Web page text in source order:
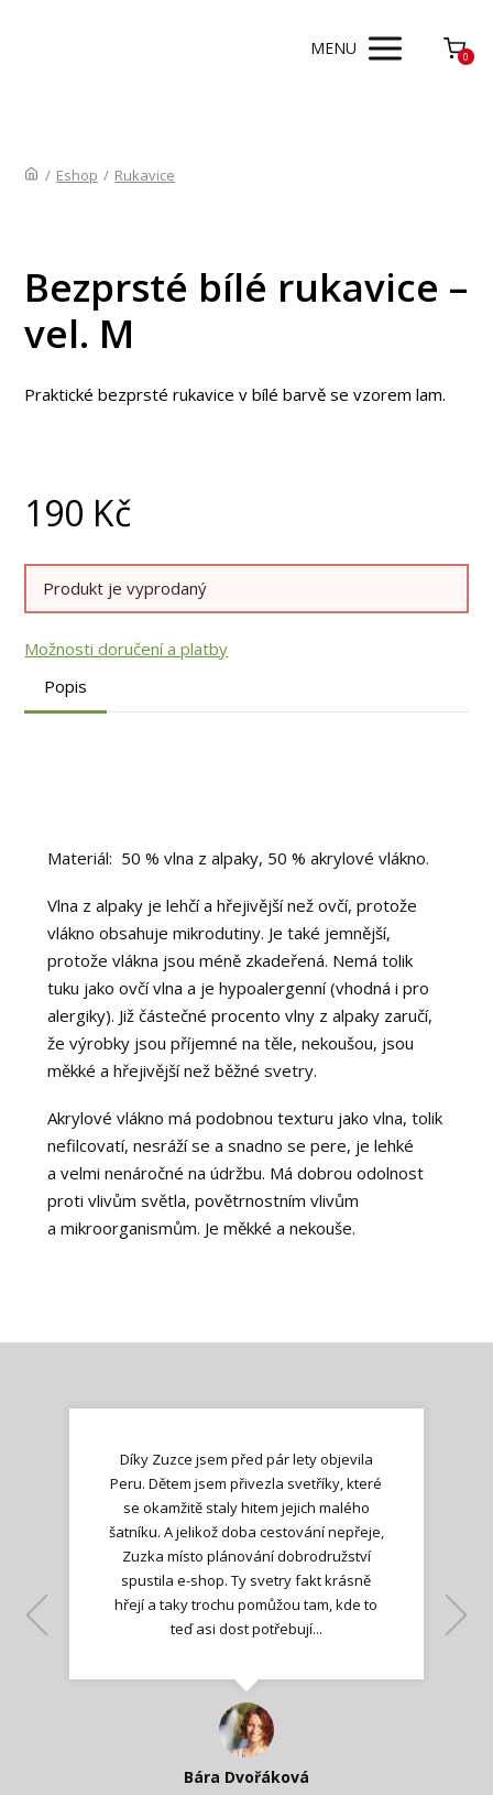
MENU 0
/ Eshop / Rukavice
Bezprsté bílé rukavice –
vel. M
Praktické bezprsté rukavice v bílé barvě se vzorem lam.
190 Kč
Produkt je vyprodaný
Možnosti doručení a platby
Popis
Materiál: 50 % vlna z alpaky, 50 % akrylové vlákno.
Vlna z alpaky je lehčí a hřejivější než ovčí, protože
vlákno obsahuje mikrodutiny. Je také jemnější,
protože vlákna jsou méně zkadeřená. Nemá tolik
tuku jako ovčí vlna a je hypoalergenní (vhodná i pro
alergiky). Již částečné procento vlny z alpaky zaručí,
že výrobky jsou příjemné na těle, nekoušou, jsou
měkké a hřejivější než běžné svetry.
Akrylové vlákno má podobnou texturu jako vlna, tolik
nefilcovatí, nesráží se a snadno se pere, je lehké
a velmi nenáročné na údržbu. Má dobrou odolnost
proti vlivům světla, povětrnostním vlivům
a mikroorganismům. Je měkké a nekouše.
Díky Zuzce jsem před pár lety objevila
Peru. Dětem jsem přivezla svetříky, které
se okamžitě staly hitem jejich malého
šatníku. A jelikož doba cestování nepřeje,
Zuzka místo plánování dobrodružství
spustila e-shop. Ty svetry fakt krásně
hřejí a taky trochu pomůžou tam, kde to
teď asi dost potřebují...
Bára Dvořáková
Jana T.
Kateřina Veleta Štěpánová
Ilona M.
Lenka K.
Nadšená zpráva
Katka Perháčová
Smolková
Lenka K.